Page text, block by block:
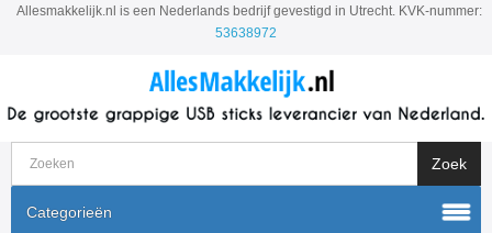
Allesmakkelijk.nl is een Nederlands bedrijf gevestigd in Utrecht. KVK-nummer:
53638972
Categorieën